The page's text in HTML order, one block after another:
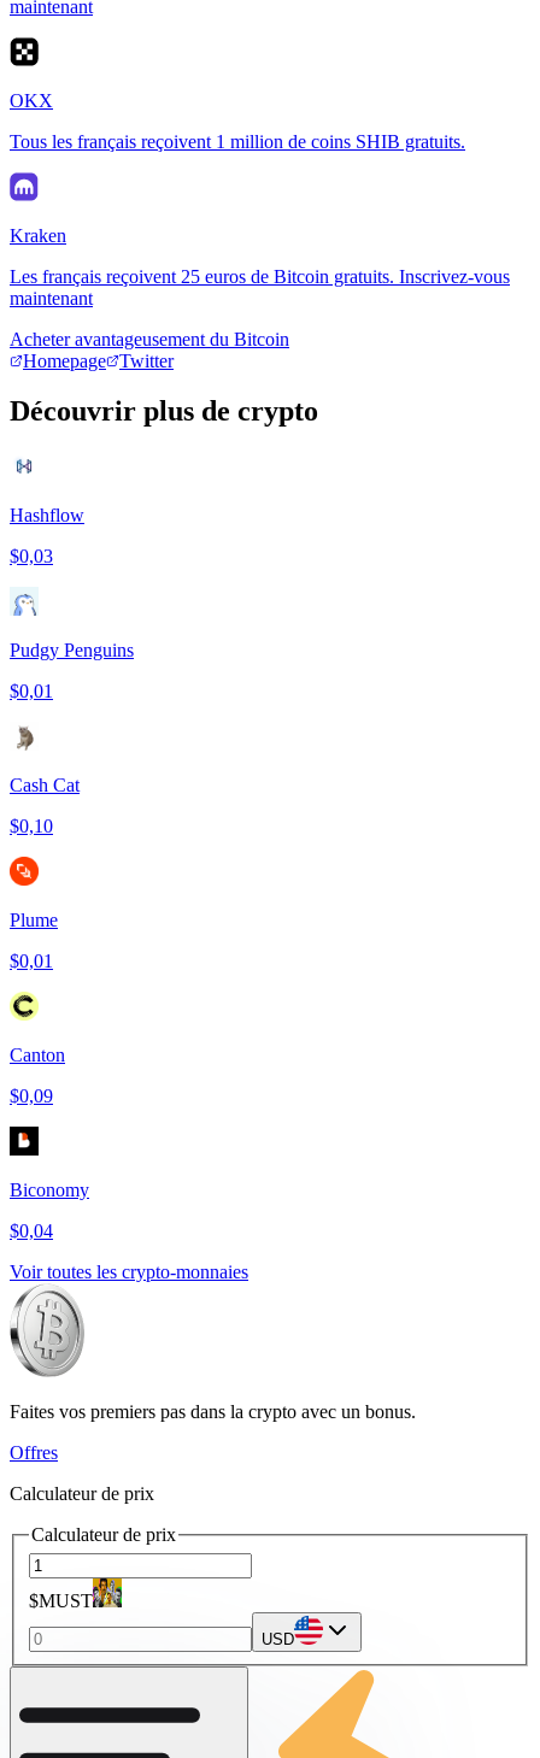
maintenant
OKX
Tous les français reçoivent 1 million de coins SHIB gratuits.
Kraken
Les français reçoivent 25 euros de Bitcoin gratuits. Inscrivez-vous
maintenant
Acheter avantageusement du Bitcoin
Homepage
Twitter
Découvrir plus de crypto
Hashflow
$0,03
Pudgy Penguins
$0,01
Cash Cat
$0,10
Plume
$0,01
Canton
$0,09
Biconomy
$0,04
Voir toutes les crypto-monnaies
Faites vos premiers pas dans la crypto avec un bonus.
Offres
Calculateur de prix
Calculateur de prix
$MUST
USD